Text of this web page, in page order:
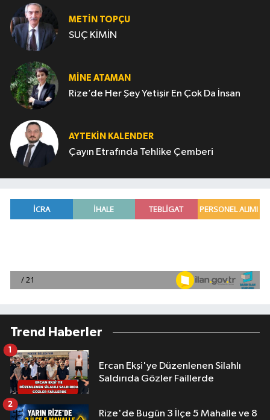
METIN TOPÇU
SUÇ KİMİN
MINE ATAMAN
Rize’de Her Şey Yetişir En Çok Da İnsan
AYTEKIN KALENDER
Çayın Etrafında Tehlike Çemberi
Trend Haberler
Ercan Ekşi'ye Düzenlenen Silahlı
Saldırıda Gözler Faillerde
1
Rize'de Bugün 3 İlçe 5 Mahalle ve 8
2